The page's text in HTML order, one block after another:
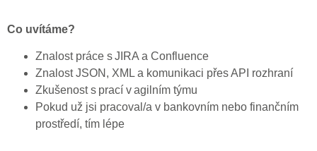
Co uvítáme?
Znalost práce s JIRA a Confluence
Znalost JSON, XML a komunikaci přes API rozhraní
Zkušenost s prací v agilním týmu
Pokud už jsi pracoval/a v bankovním nebo finančním
prostředí, tím lépe